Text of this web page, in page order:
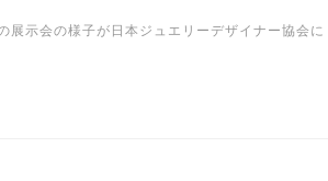
示会の様子が日本ジュエリーデザイナー協会に